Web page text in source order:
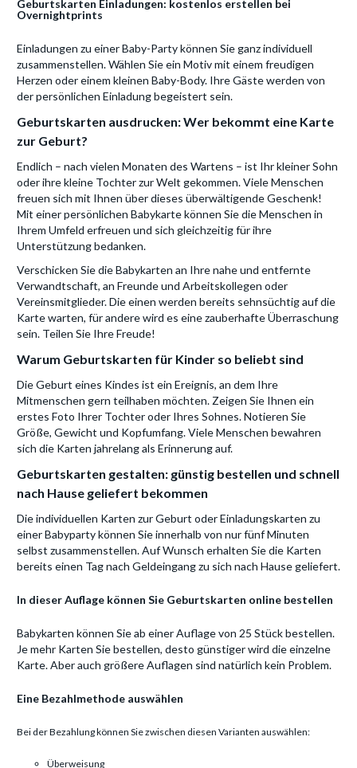
Geburtskarten Einladungen: kostenlos erstellen bei
Overnightprints
Einladungen zu einer Baby-Party können Sie ganz individuell
zusammenstellen. Wählen Sie ein Motiv mit einem freudigen
Herzen oder einem kleinen Baby-Body. Ihre Gäste werden von
der persönlichen Einladung begeistert sein.
Geburtskarten ausdrucken: Wer bekommt eine Karte
zur Geburt?
Endlich – nach vielen Monaten des Wartens – ist Ihr kleiner Sohn
oder ihre kleine Tochter zur Welt gekommen. Viele Menschen
freuen sich mit Ihnen über dieses überwältigende Geschenk!
Mit einer persönlichen Babykarte können Sie die Menschen in
Ihrem Umfeld erfreuen und sich gleichzeitig für ihre
Unterstützung bedanken.
Verschicken Sie die Babykarten an Ihre nahe und entfernte
Verwandtschaft, an Freunde und Arbeitskollegen oder
Vereinsmitglieder. Die einen werden bereits sehnsüchtig auf die
Karte warten, für andere wird es eine zauberhafte Überraschung
sein. Teilen Sie Ihre Freude!
Warum Geburtskarten für Kinder so beliebt sind
Die Geburt eines Kindes ist ein Ereignis, an dem Ihre
Mitmenschen gern teilhaben möchten. Zeigen Sie Ihnen ein
erstes Foto Ihrer Tochter oder Ihres Sohnes. Notieren Sie
Größe, Gewicht und Kopfumfang. Viele Menschen bewahren
sich die Karten jahrelang als Erinnerung auf.
Geburtskarten gestalten: günstig bestellen und schnell
nach Hause geliefert bekommen
Die individuellen Karten zur Geburt oder Einladungskarten zu
einer Babyparty können Sie innerhalb von nur fünf Minuten
selbst zusammenstellen. Auf Wunsch erhalten Sie die Karten
bereits einen Tag nach Geldeingang zu sich nach Hause geliefert.
In dieser Auflage können Sie Geburtskarten online bestellen
Babykarten können Sie ab einer Auflage von 25 Stück bestellen.
Je mehr Karten Sie bestellen, desto günstiger wird die einzelne
Karte. Aber auch größere Auflagen sind natürlich kein Problem.
Eine Bezahlmethode auswählen
Bei der Bezahlung können Sie zwischen diesen Varianten auswählen:
Überweisung